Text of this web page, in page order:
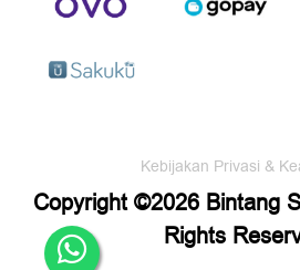
Kebijakan Privasi &
Copyright ©2026 Bintang
Rights